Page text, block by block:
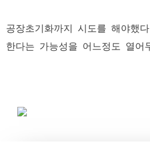
공장초기화까지 시도를 해야했
한다는 가능성을 어느정도 열어